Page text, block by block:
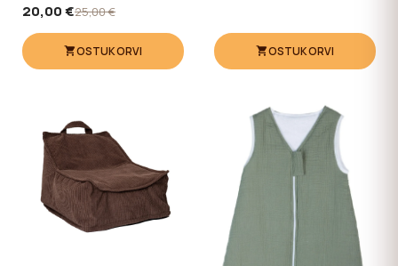
20,00 €25,00 €
OSTUKORVI OSTUKORVI